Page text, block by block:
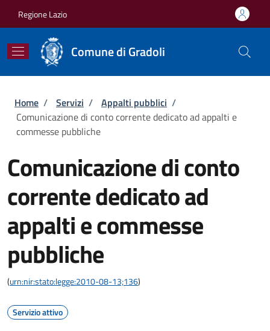
Regione Lazio
Comune di Gradoli
Briciole di pane
Home / Servizi / Appalti pubblici /
Comunicazione di conto corrente dedicato ad appalti e
commesse pubbliche
Comunicazione di conto
corrente dedicato ad
appalti e commesse
pubbliche
(urn:nir:stato:legge:2010-08-13;136)
Servizio attivo